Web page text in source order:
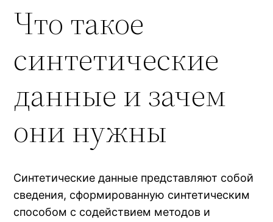
Что такое
синтетические
данные и зачем
они нужны
Синтетические данные представляют собой
сведения, сформированную синтетическим
способом с содействием методов и